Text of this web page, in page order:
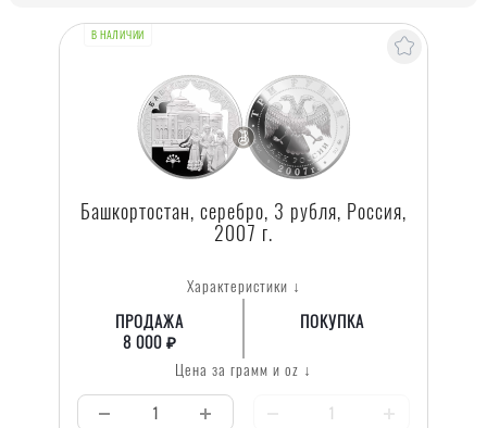
В НАЛИЧИИ
Башкортостан, серебро, 3 рубля, Россия,
2007 г.
Характеристики ↓
ПРОДАЖА
8 000 ₽
ПОКУПКА
Цена за грамм и oz ↓